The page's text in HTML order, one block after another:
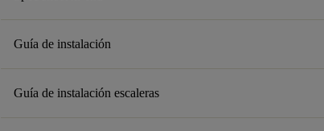
Guía de instalación
Guía de instalación escaleras